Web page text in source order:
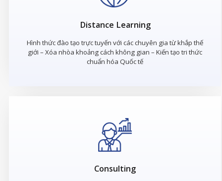
Distance Learning
Hình thức đào tạo trực tuyến với các chuyên gia từ khắp thế
giới – Xóa nhòa khoảng cách không gian – Kiến tạo tri thức
chuẩn hóa Quốc tế
Consulting